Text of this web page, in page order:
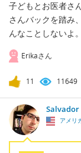
子どもとお医者さ
さんバックを踏み
んなことしないよ
Erikaさん
11 11649
Salvador
アメリ